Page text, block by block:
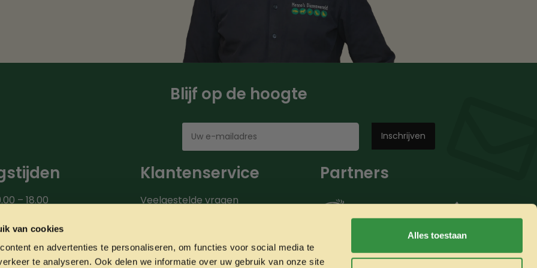
van cookies
en advertenties te personaliseren, om functies voor social media te
te analyseren. Ook delen we informatie over uw gebruik van onze site
Alles toestaan
Blijf op de hoogte
– 18.00
– 18.00
– 18.00
– 20.00
Klantenservice
Veelgestelde vragen
Over ons
Onze partners
Partners